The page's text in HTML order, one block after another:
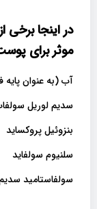
در اینجا برخی
موثر برای
آب (به عنوان
سدیم لوریل
بنزوئیل پروکساید
سلنیوم سولفاید
سولفاستامید